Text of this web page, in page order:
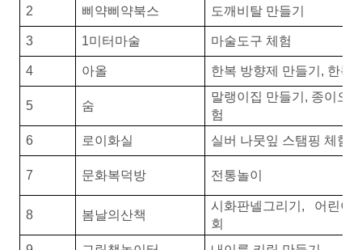
2 삐약삐약북스 도깨비탈 만들기
3 1미터마술 마술도구 체험
4 아올 한복 방향제 만들기, 한복
5 숨
말랭이집 만들기, 종이오
험
6
로이화실 실버 나뭇잎 스탬핑 체험
7 문화복덕방 전통놀이
8 봄날의산책
시화판넬그리기, 어린이
회